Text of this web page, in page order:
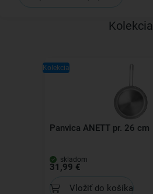
Kolekcia
Kolekcia
Panvica ANETT pr. 26 cm
skladom
31,99 €
Vložiť do košíka